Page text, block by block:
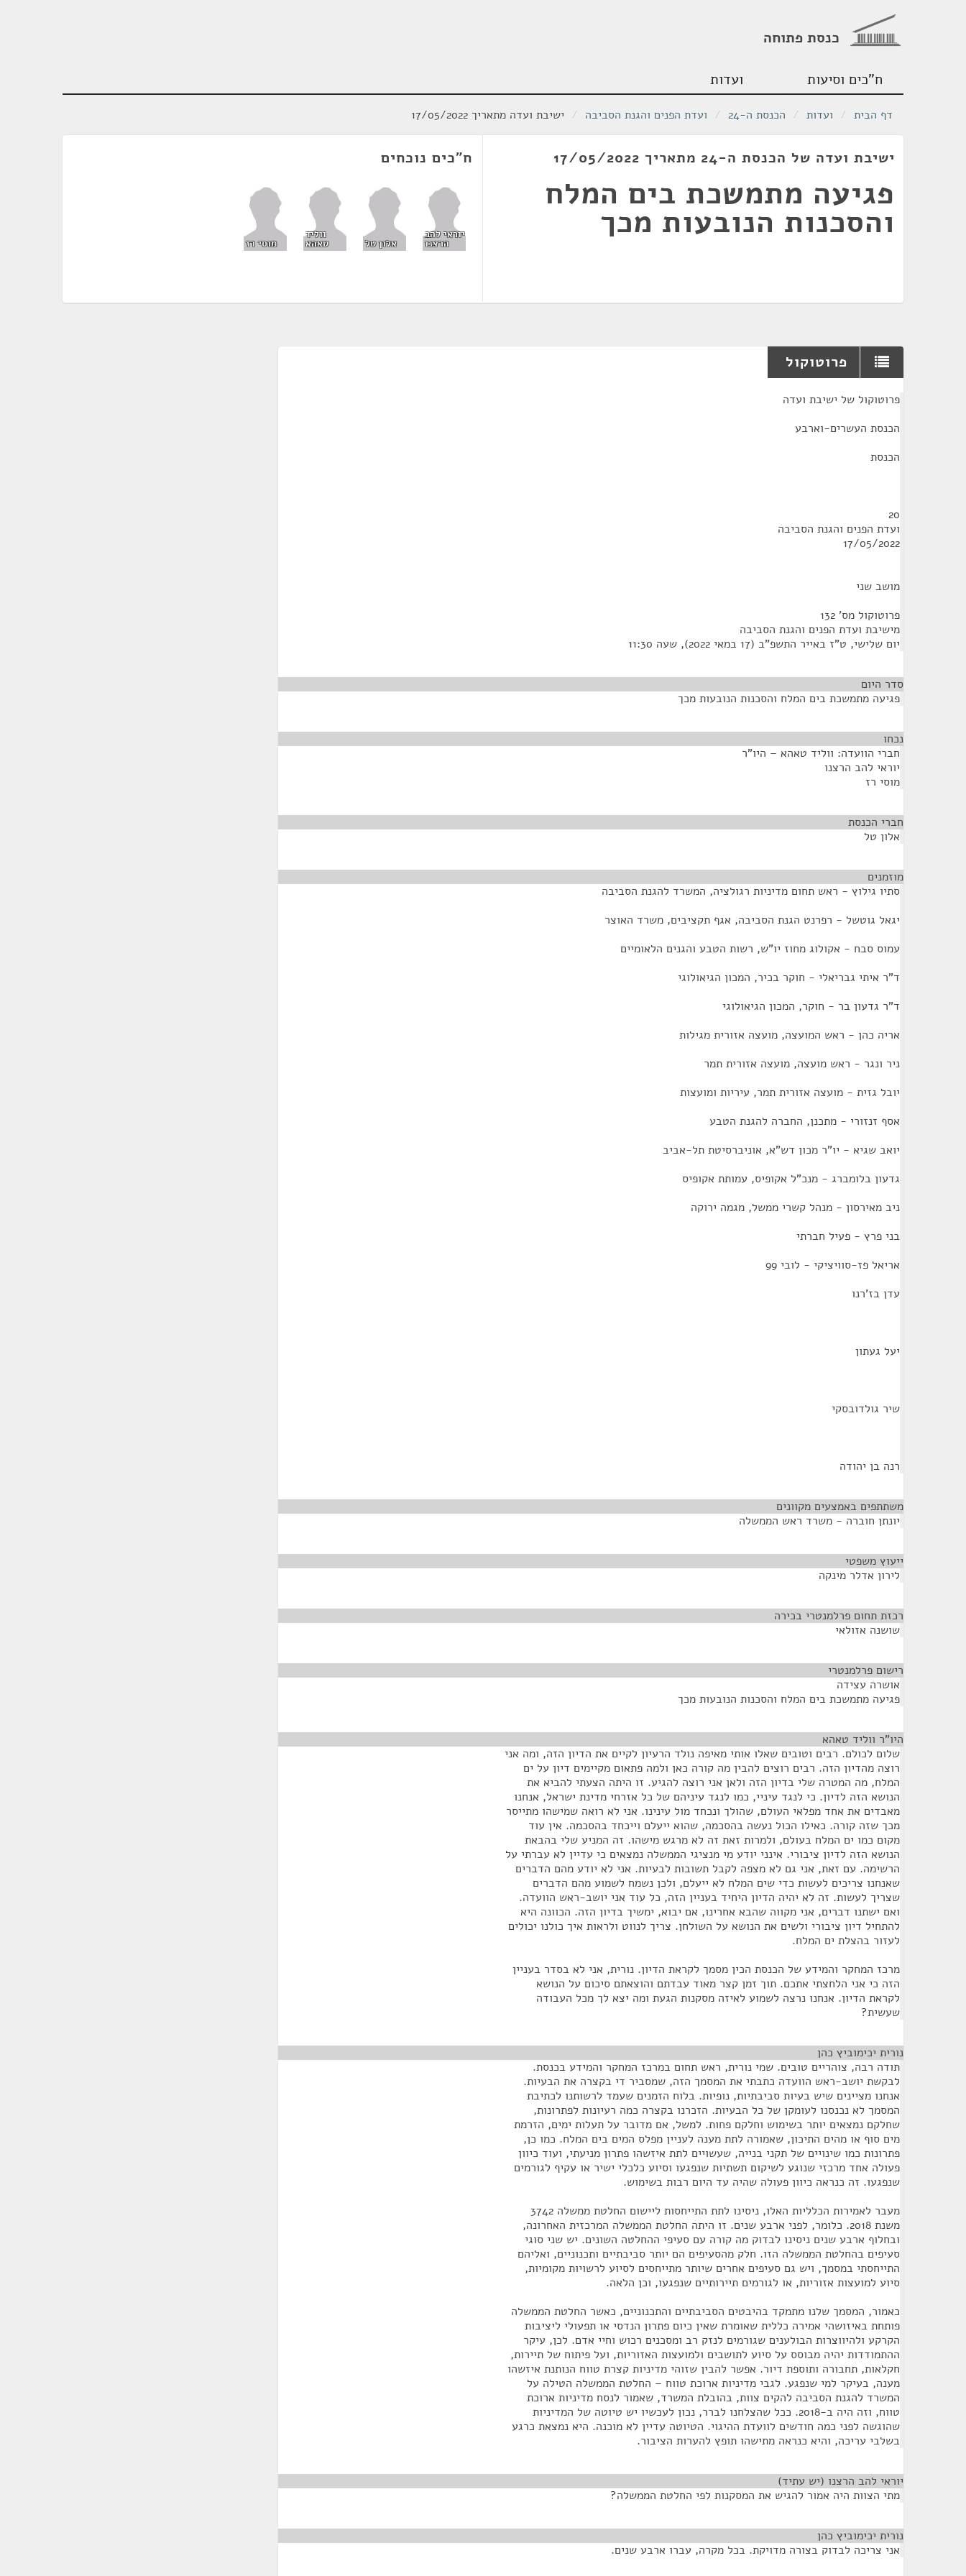
כנסת פתוחה
ח"כים וסיעות ועדות
דף הבית / ועדות / הכנסת ה-24 / ועדת הפנים והגנת הסביבה / ישיבת ועדה מתאריך 17/05/2022
ישיבת ועדה של הכנסת ה-24 מתאריך 17/05/2022
פגיעה מתמשכת בים המלח
והסכנות הנובעות מכך
ח"כים נוכחים
יוראי להב
הרצנו אלון טל
ווליד
טאהא מוסי רז
פרוטוקול
פרוטוקול של ישיבת ועדה
הכנסת העשרים-וארבע
הכנסת
20
ועדת הפנים והגנת הסביבה
17/05/2022
מושב שני
פרוטוקול מס' 132
מישיבת ועדת הפנים והגנת הסביבה
יום שלישי, ט"ז באייר התשפ"ב (17 במאי 2022), שעה 11:30
סדר היום
פגיעה מתמשכת בים המלח והסכנות הנובעות מכך
נכחו
חברי הוועדה: ווליד טאהא – היו"ר
יוראי להב הרצנו
מוסי רז
חברי הכנסת
אלון טל
מוזמנים
סתיו גילוץ - ראש תחום מדיניות רגולציה, המשרד להגנת הסביבה
יגאל גוטשל - רפרנט הגנת הסביבה, אגף תקציבים, משרד האוצר
עמוס סבח - אקולוג מחוז יו"ש, רשות הטבע והגנים הלאומיים
ד"ר איתי גבריאלי - חוקר בכיר, המכון הגיאולוגי
ד"ר גדעון בר - חוקר, המכון הגיאולוגי
אריה כהן - ראש המועצה, מועצה אזורית מגילות
ניר ונגר - ראש מועצה, מועצה אזורית תמר
יובל גזית - מועצה אזורית תמר, עיריות ומועצות
אסף זנזורי - מתכנן, החברה להגנת הטבע
יואב שגיא - יו"ר מכון דש"א, אוניברסיטת תל-אביב
גדעון בלומברג - מנכ"ל אקופיס, עמותת אקופיס
ניב מאירסון - מנהל קשרי ממשל, מגמה ירוקה
בני פרץ - פעיל חברתי
אריאל פז-סוויציקי - לובי 99
עדן בז'רנו
יעל געתון
שיר גולדובסקי
רנה בן יהודה
משתתפים באמצעים מקוונים
יונתן חוברה - משרד ראש הממשלה
ייעוץ משפטי
לירון אדלר מינקה
רכזת תחום פרלמנטרי בכירה
שושנה אזולאי
רישום פרלמנטרי
אושרה עצידה
פגיעה מתמשכת בים המלח והסכנות הנובעות מכך
היו"ר ווליד טאהא
שלום לכולם. רבים וטובים שאלו אותי מאיפה נולד הרעיון לקיים את הדיון הזה, ומה אני
רוצה מהדיון הזה. רבים רוצים להבין מה קורה כאן ולמה פתאום מקיימים דיון על ים
המלח, מה המטרה שלי בדיון הזה ולאן אני רוצה להגיע. זו היתה הצעתי להביא את
הנושא הזה לדיון. כי לנגד עיניי, כמו לנגד עיניהם של כל אזרחי מדינת ישראל, אנחנו
מאבדים את אחד מפלאי העולם, שהולך ונכחד מול עינינו. אני לא רואה שמישהו מתייסר
מכך שזה קורה. כאילו הכול נעשה בהסכמה, שהוא ייעלם וייכחד בהסכמה. אין עוד
מקום כמו ים המלח בעולם, ולמרות זאת זה לא מרגש מישהו. זה המניע שלי בהבאת
הנושא הזה לדיון ציבורי. אינני יודע מי מנציגי הממשלה נמצאים כי עדיין לא עברתי על
הרשימה. עם זאת, אני גם לא מצפה לקבל תשובות לבעיות. אני לא יודע מהם הדברים
שאנחנו צריכים לעשות כדי שים המלח לא ייעלם, ולכן נשמח לשמוע מהם הדברים
שצריך לעשות. זה לא יהיה הדיון היחיד בעניין הזה, כל עוד אני יושב-ראש הוועדה.
ואם ישתנו דברים, אני מקווה שהבא אחרינו, אם יבוא, ימשיך בדיון הזה. הכוונה היא
להתחיל דיון ציבורי ולשים את הנושא על השולחן. צריך לנווט ולראות איך כולנו יכולים
לעזור בהצלת ים המלח.
מרכז המחקר והמידע של הכנסת הכין מסמך לקראת הדיון. נורית, אני לא בסדר בעניין
הזה כי אני הלחצתי אתכם. תוך זמן קצר מאוד עבדתם והוצאתם סיכום על הנושא
לקראת הדיון. אנחנו נרצה לשמוע לאיזה מסקנות הגעת ומה יצא לך מכל העבודה
שעשית?
נורית יכימוביץ כהן
תודה רבה, צוהריים טובים. שמי נורית, ראש תחום במרכז המחקר והמידע בכנסת.
לבקשת יושב-ראש הוועדה כתבתי את המסמך הזה, שמסביר די בקצרה את הבעיות.
אנחנו מציינים שיש בעיות סביבתיות, נופיות. בלוח הזמנים שעמד לרשותנו לכתיבת
המסמך לא נכנסנו לעומקן של כל הבעיות. הזכרנו בקצרה כמה רעיונות לפתרונות,
שחלקם נמצאים יותר בשימוש וחלקם פחות. למשל, אם מדובר על תעלות ימים, הזרמת
מים סוף או מהים התיכון, שאמורה לתת מענה לעניין מפלס המים בים המלח. כמו כן,
פתרונות כמו שינויים של תקני בנייה, שעשויים לתת איזשהו פתרון מניעתי, ועוד כיוון
פעולה אחד מרכזי שנוגע לשיקום תשתיות שנפגעו וסיוע כלכלי ישיר או עקיף לגורמים
שנפגעו. זה כנראה כיוון פעולה שהיה עד היום רבות בשימוש.
מעבר לאמירות הכלליות האלו, ניסינו לתת התייחסות ליישום החלטת ממשלה 3742
משנת 2018. כלומר, לפני ארבע שנים. זו היתה החלטת הממשלה המרכזית האחרונה,
ובחלוף ארבע שנים ניסינו לבדוק מה קורה עם סעיפי ההחלטה השונים. יש שני סוגי
סעיפים בהחלטת הממשלה הזו. חלק מהסעיפים הם יותר סביבתיים ותכנוניים, ואליהם
התייחסתי במסמך, ויש גם סעיפים אחרים שיותר מתייחסים לסיוע לרשויות מקומיות,
סיוע למועצות אזוריות, או לגורמים תיירותיים שנפגעו, וכן הלאה.
כאמור, המסמך שלנו מתמקד בהיבטים הסביבתיים והתכנוניים, כאשר החלטת הממשלה
פותחת באיזושהי אמירה כללית שאומרת שאין כיום פתרון הנדסי או תפעולי ליציבות
הקרקע ולהיווצרות הבולענים שגורמים לנזק רב ומסכנים רכוש וחיי אדם. לכן, עיקר
ההתמודדות יהיה מבוסס על סיוע לתושבים ולמועצות האזוריות, ועל פיתוח של תיירות,
חקלאות, תחבורה ותוספת דיור. אפשר להבין שזוהי מדיניות קצרת טווח הנותנת איזשהו
מענה, בעיקר למי שנפגע. לגבי מדיניות ארוכת טווח – החלטת הממשלה הטילה על
המשרד להגנת הסביבה להקים צוות, בהובלת המשרד, שאמור לנסח מדיניות ארוכת
טווח, וזה היה ב-2018. ככל שהצלחנו לברר, נכון לעכשיו יש טיוטה של המדיניות
שהוגשה לפני כמה חודשים לוועדת ההיגוי. הטיוטה עדיין לא מוכנה. היא נמצאת כרגע
בשלבי עריכה, והיא כנראה מתישהו תופץ להערות הציבור.
יוראי להב הרצנו (יש עתיד)
מתי הצוות היה אמור להגיש את המסקנות לפי החלטת הממשלה?
נורית יכימוביץ כהן
אני צריכה לבדוק בצורה מדויקת. בכל מקרה, עברו ארבע שנים.